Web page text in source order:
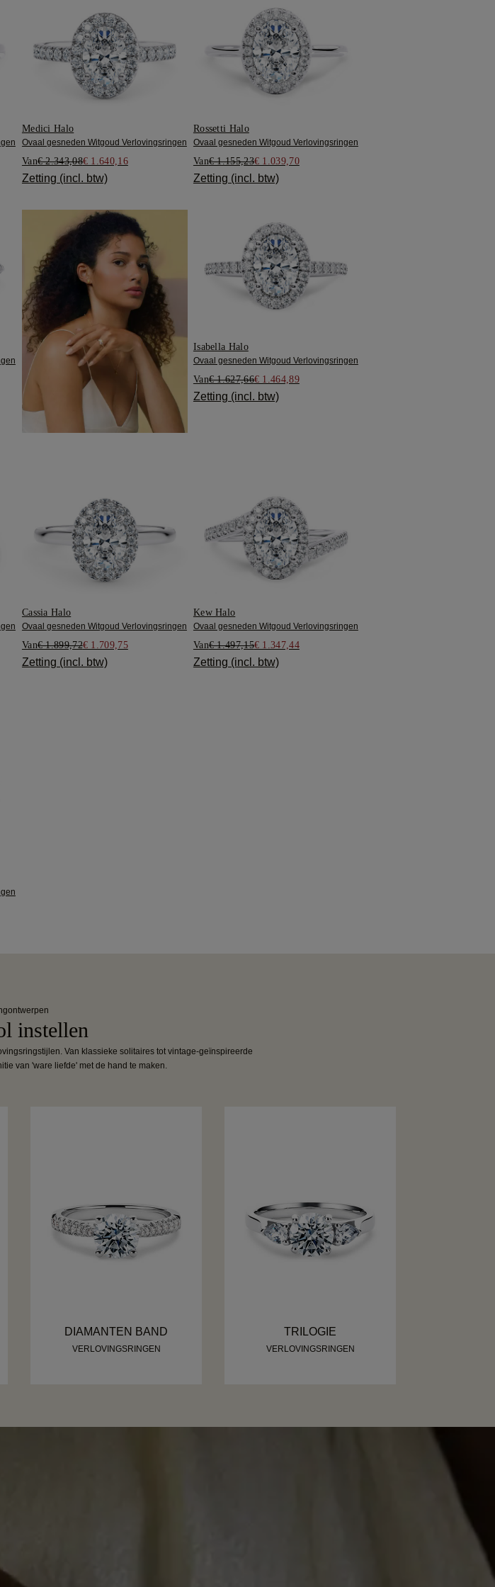
Medici Halo
Ovaal gesneden Witgoud Verlovingsringen
Van€ 2.343,08€ 1.640,16
Zetting (incl. btw)
Rossetti Halo
Ovaal gesneden Witgoud Verlovingsringen
Van€ 1.155,23€ 1.039,70
Zetting (incl. btw)
Isabella Halo
Ovaal gesneden Witgoud Verlovingsringen
Van€ 1.627,66€ 1.464,89
Zetting (incl. btw)
Cassia Halo
Ovaal gesneden Witgoud Verlovingsringen
Van€ 1.899,72€ 1.709,75
Zetting (incl. btw)
Kew Halo
Ovaal gesneden Witgoud Verlovingsringen
Van€ 1.497,15€ 1.347,44
Zetting (incl. btw)
instellen
Van klassieke solitaires tot vintage-geïnspireerde
van 'ware liefde' met de hand te maken.
DIAMANTEN BAND
VERLOVINGSRINGEN
TRILOGIE
VERLOVINGSRINGEN